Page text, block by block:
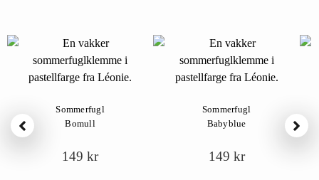
Sommerfugl
Bomull
149kr
Sommerfugl
Babyblue
149 kr